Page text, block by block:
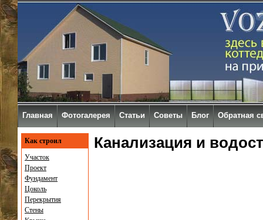
Канализация и
Как строил
Участок
Проект
Фундамент
Цоколь
Перекрытия
Стены
Главная Фотогалерея Статьи Советы Блог Обратная